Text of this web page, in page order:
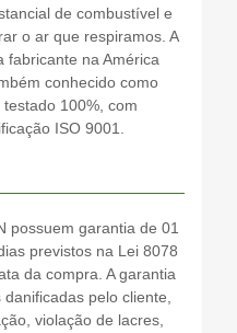
de combustível e
o ar que respiramos. A
fabricante na América
conhecido como
100%, com
ISO 9001.
possuem garantia de 01
previstos na Lei 8078
da compra. A garantia
pelo cliente,
violação de lacres,